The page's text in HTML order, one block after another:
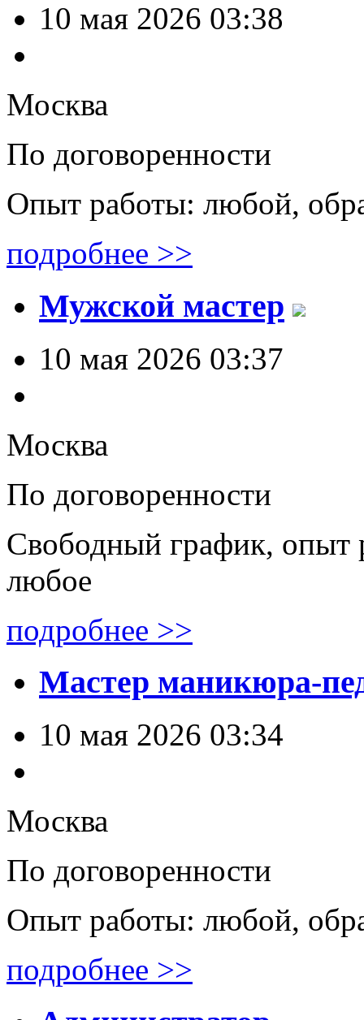
10 мая 2026 03:38
Москва
По договоренности
Опыт работы: любой,
подробнее >>
Мужской мастер
10 мая 2026 03:37
Москва
По договоренности
Свободный график, опыт
любое
подробнее >>
Мастер маникюра-
10 мая 2026 03:34
Москва
По договоренности
Опыт работы: любой,
подробнее >>